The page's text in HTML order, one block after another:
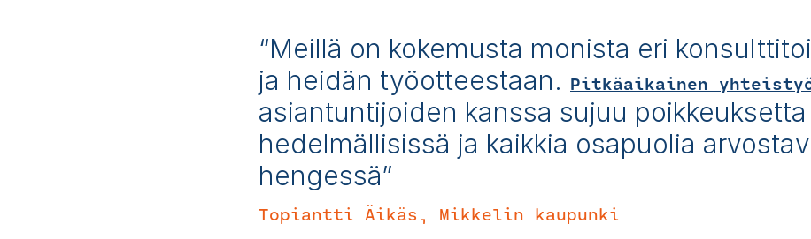
“Meillä on kokemusta monista eri
ja heidän työotteestaan. Pitkäaikainen
asiantuntijoiden kanssa sujuu poikkeuksetta
hedelmällisissä ja kaikkia osapuolia
hengessä”
Topiantti Äikäs, Mikkelin kaupunki